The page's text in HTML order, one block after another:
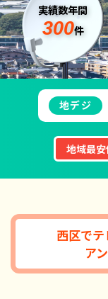
実績数年間
300件
地デジ
地域最安
西区でテ
ア